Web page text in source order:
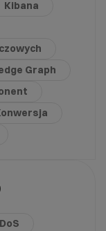
Kibana
Graph